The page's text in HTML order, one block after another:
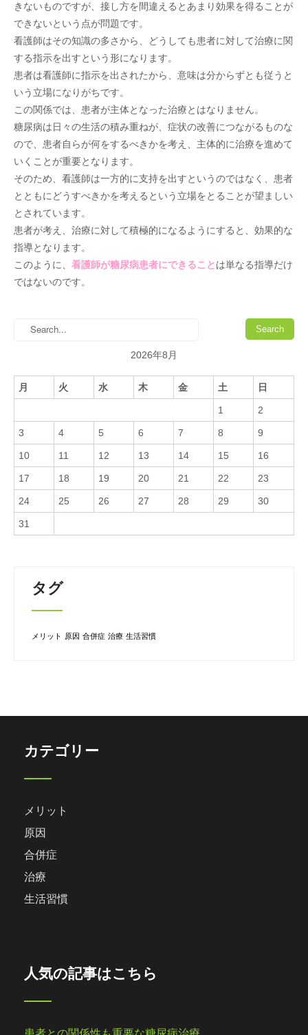
きないものですが、接し方を間違えるとあまり効果を得ることが
できないという点が問題です。
看護師はその知識の多さから、どうしても患者に対して治療に関
する指示を出すという形になります。
患者は看護師に指示を出されたから、意味は分からずとも従うと
いう立場になりがちです。
この関係では、患者が主体となった治療とはなりません。
糖尿病は日々の生活の積み重ねが、症状の改善につながるものな
ので、患者自らが何をするべきかを考え、主体的に治療を進めて
いくことが重要となります。
そのため、看護師は一方的に支持を出すというのではなく、患者
とともにどうすべきかを考えるという立場をとることが望ましい
とされています。
患者が考え、治療に対して積極的になるようにすると、効果的な
指導となります。
このように、 看護師が糖尿病患者にできることは単なる指導だけ
ではないのです。
2026年8月
月 火 水 木 金 土 日
1 2
3 4 5 6 7 8 9
10 11 12 13 14 15 16
17 18 19 20 21 22 23
24 25 26 27 28 29 30
31
タグ
メリット 原因 合併症 治療 生活習慣
カテゴリー
メリット
原因
合併症
治療
生活習慣
人気の記事はこちら